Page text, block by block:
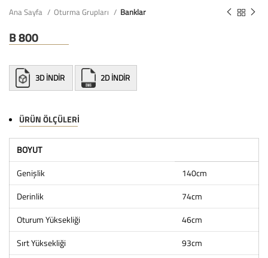
Ana Sayfa Oturma Grupları Banklar
B 800
3D İNDİR 2D İNDİR
ÜRÜN ÖLÇÜLERI
BOYUT
Genişlik
140cm
Derinlik
74cm
Oturum Yüksekliği
46cm
Sırt Yüksekliği
93cm